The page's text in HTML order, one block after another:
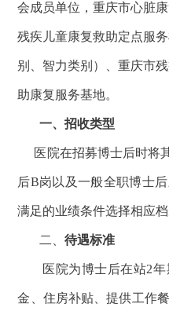
会成员单位，重庆市心脏
残疾儿童康复救助定点服
别、智力类别）、重庆市
助康复服务基地。
一、招收类型
医院在招募博士后时将
后B岗以及一般全职博士
满足的业绩条件选择相应档
二、待遇标准
医院为博士后在站2
金、住房补贴、提供工作